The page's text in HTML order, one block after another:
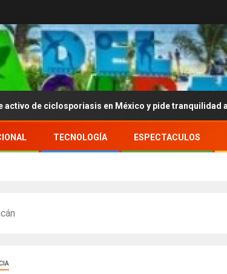
en México y pide tranquilidad a la población
TECNOLOGÍA ESPECTACULOS